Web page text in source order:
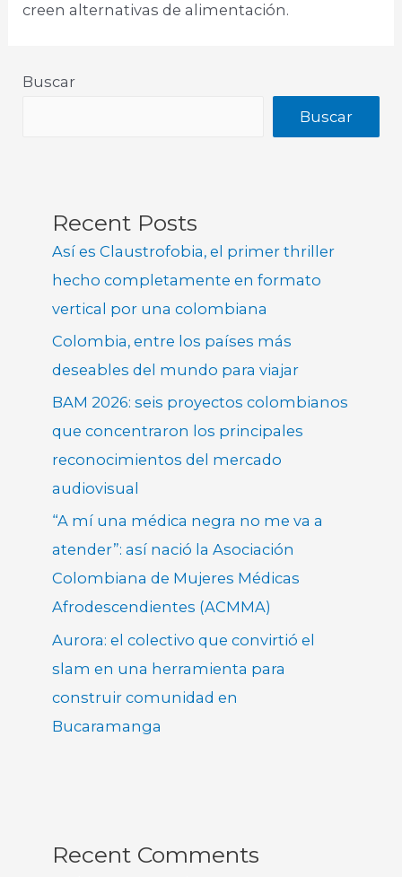
creen alternativas de alimentación.
Buscar
Buscar
Recent Posts
Así es Claustrofobia, el primer thriller
hecho completamente en formato
vertical por una colombiana
Colombia, entre los países más
deseables del mundo para viajar
BAM 2026: seis proyectos colombianos
que concentraron los principales
reconocimientos del mercado
audiovisual
“A mí una médica negra no me va a
atender”: así nació la Asociación
Colombiana de Mujeres Médicas
Afrodescendientes (ACMMA)
Aurora: el colectivo que convirtió el
slam en una herramienta para
construir comunidad en
Bucaramanga
Recent Comments